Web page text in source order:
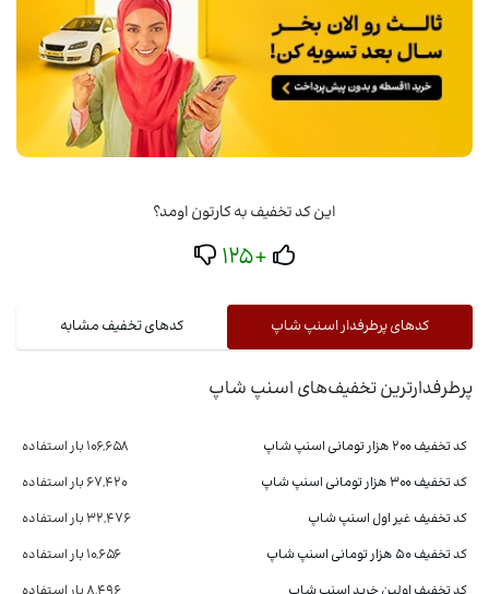
این کد تخفیف به کارتون اومد؟
+125
کدهای پرطرفدار اسنپ شاپ کدهای تخفیف مشابه
پرطرفدارترین تخفیف‌های اسنپ شاپ
کد تخفیف ۲۰۰ هزار تومانی اسنپ شاپ
106,658 بار استفاده
کد تخفیف 300 هزار تومانی اسنپ شاپ
67,420 بار استفاده
کد تخفیف غیر اول اسنپ شاپ
32,476 بار استفاده
کد تخفیف ۵۰ هزار تومانی اسنپ شاپ
10,656 بار استفاده